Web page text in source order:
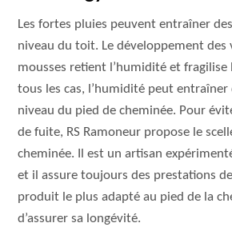
Les fortes pluies peuvent entraîner
niveau du toit. Le développement des
mousses retient l’humidité et fragilise
tous les cas, l’humidité peut entraîner
niveau du pied de cheminée. Pour
de fuite, RS Ramoneur propose le
cheminée. Il est un artisan
et il assure toujours des prestations
produit le plus adapté au pied de la
d’assurer sa longévité.